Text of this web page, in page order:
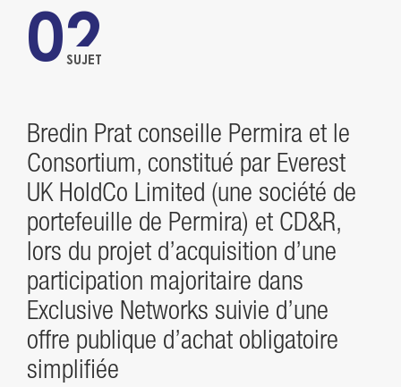
SUJET
02
Bredin Prat conseille Permira et le
Consortium, constitué par Everest
UK HoldCo Limited (une société de
portefeuille de Permira) et CD&R,
lors du projet d’acquisition d’une
participation majoritaire dans
Exclusive Networks suivie d’une
offre publique d’achat obligatoire
simplifiée